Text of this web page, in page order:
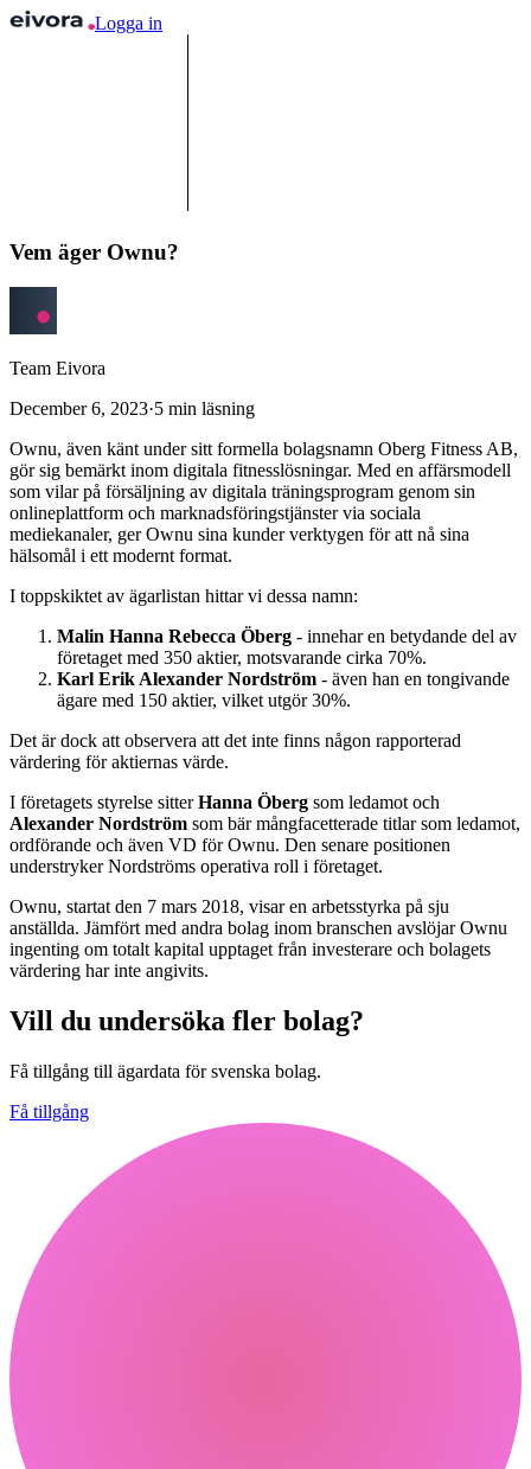
Logga in
Vem äger Ownu?
Team Eivora
December 6, 2023·5 min läsning
Ownu, även känt under sitt formella bolagsnamn Oberg Fitness AB,
gör sig bemärkt inom digitala fitnesslösningar. Med en affärsmodell
som vilar på försäljning av digitala träningsprogram genom sin
onlineplattform och marknadsföringstjänster via sociala
mediekanaler, ger Ownu sina kunder verktygen för att nå sina
hälsomål i ett modernt format.
I toppskiktet av ägarlistan hittar vi dessa namn:
Malin Hanna Rebecca Öberg - innehar en betydande del av
företaget med 350 aktier, motsvarande cirka 70%.
Karl Erik Alexander Nordström - även han en tongivande
ägare med 150 aktier, vilket utgör 30%.
Det är dock att observera att det inte finns någon rapporterad
värdering för aktiernas värde.
I företagets styrelse sitterHanna Öberg som ledamot och
Alexander Nordström som bär mångfacetterade titlar som ledamot,
ordförande och även VD för Ownu. Den senare positionen
understryker Nordströms operativa roll i företaget.
Ownu, startat den 7 mars 2018, visar en arbetsstyrka på sju
anställda. Jämfört med andra bolag inom branschen avslöjar Ownu
ingenting om totalt kapital upptaget från investerare och bolagets
värdering har inte angivits.
Vill du undersöka fler bolag?
Få tillgång till ägardata för svenska bolag.
Få tillgång